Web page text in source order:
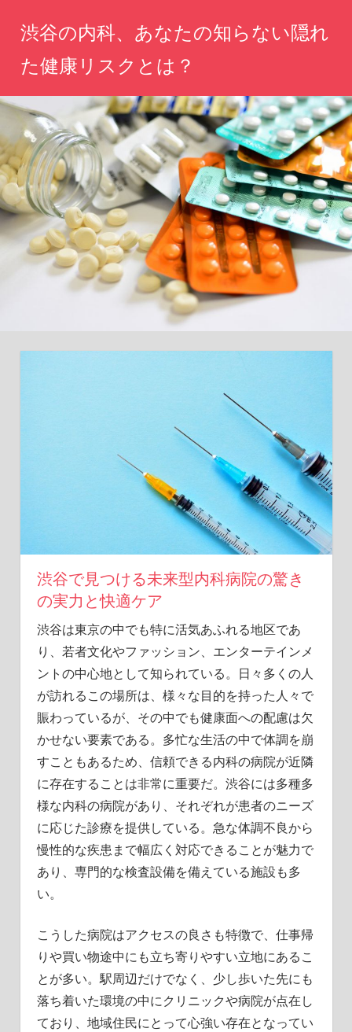
ツ
ス
キ
ッ
プ
渋谷の内科、あなたの知らない隠れ
た健康リスクとは？
な
た
の
健
康
を
守
る
た
め
こ
た
説！
渋谷で見つける未来型内科病院の驚き
の実力と快適ケア
渋谷は東京の中でも特に活気あふれる地区であ
り、若者文化やファッション、エンターテインメ
ントの中心地として知られている。 日々多くの人
が訪れるこの場所は、様々な目的を持った人々で
賑わっているが、その中でも健康面への配慮は欠
かせない要素である。多忙な生活の中で体調を崩
すこともあるため、信頼できる内科の病院が近隣
に存在することは非常に重要だ。渋谷には多種多
様な内科の病院があり、それぞれが患者のニーズ
に応じた診療を提供している。急な体調不良から
慢性的な疾患まで幅広く対応できることが魅力で
あり、専門的な検査設備を備えている施設も多
い。
こうした病院はアクセスの良さも特徴で、仕事帰
りや買い物途中にも立ち寄りやすい立地にあるこ
とが多い。駅周辺だけでなく、少し歩いた先にも
落ち着いた環境の中にクリニックや病院が点在し
ており、地域住民にとって心強い存在となってい